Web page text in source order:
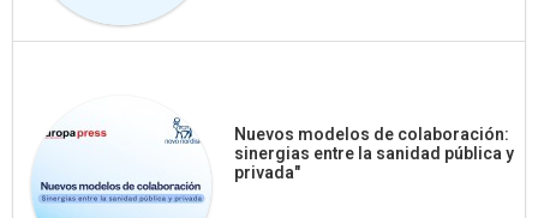
Nuevos modelos de colaboración:
sinergias entre la sanidad pública y
privada"